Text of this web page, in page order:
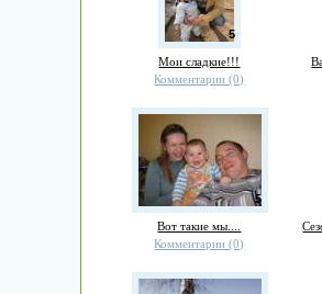
5
Мои сладкие!!!
Комментарии (0)
5
Вот такие мы....
Комментарии (0)